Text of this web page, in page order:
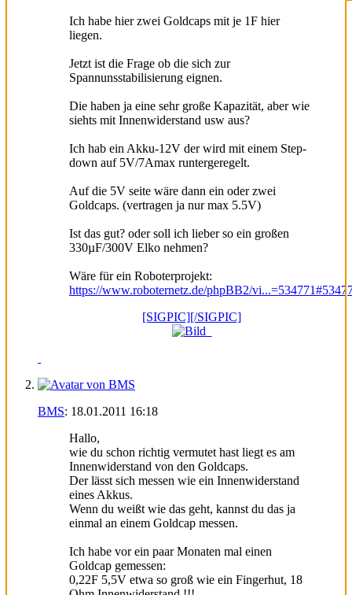
Ich habe hier zwei Goldcaps mit je 1F hier
liegen.
Jetzt ist die Frage ob die sich zur
Spannunsstabilisierung eignen.
Die haben ja eine sehr große Kapazität, aber wie
siehts mit Innenwiderstand usw aus?
Ich hab ein Akku-12V der wird mit einem Step-
down auf 5V/7Amax runtergeregelt.
Auf die 5V seite wäre dann ein oder zwei
Goldcaps. (vertragen ja nur max 5.5V)
Ist das gut? oder soll ich lieber so ein großen
330µF/300V Elko nehmen?
Wäre für ein Roboterprojekt:
https://www.roboternetz.de/phpBB2/
[SIGPIC][/SIGPIC]
BMS: 18.01.2011 16:18
Hallo,
wie du schon richtig vermutet hast liegt es am
Innenwiderstand von den Goldcaps.
Der lässt sich messen wie ein Innenwiderstand
eines Akkus.
Wenn du weißt wie das geht, kannst du das ja
einmal an einem Goldcap messen.
Ich habe vor ein paar Monaten mal einen
Goldcap gemessen:
0,22F 5,5V etwa so groß wie ein Fingerhut, 18